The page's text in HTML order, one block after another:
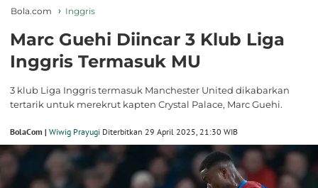
Bola.com Inggris
Marc Guehi Diincar 3 Klub Liga
Inggris Termasuk MU
3 klub Liga Inggris termasuk Manchester United dikabarkan
tertarik untuk merekrut kapten Crystal Palace, Marc Guehi.
BolaCom | Wiwig Prayugi Diterbitkan 29 April 2025, 21:30 WIB